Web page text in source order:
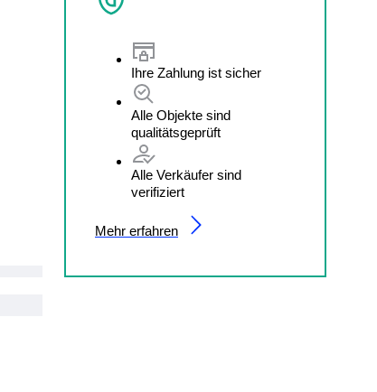
Ihre Zahlung ist sicher
Alle Objekte sind
qualitätsgeprüft
Alle Verkäufer sind
verifiziert
Mehr erfahren